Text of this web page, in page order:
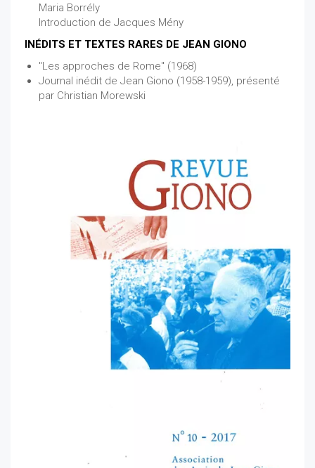
Maria Borrély
Introduction de Jacques Mény
INÉDITS ET TEXTES RARES DE JEAN GIONO
"Les approches de Rome" (1968)
Journal inédit de Jean Giono (1958-1959), présenté
par Christian Morewski